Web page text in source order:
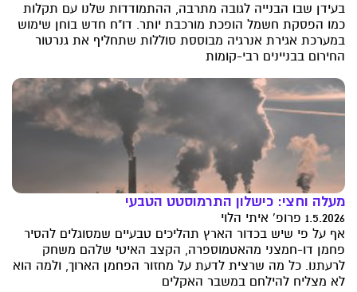
בעידן שבו הבנייה לגובה מתרבה, ההתמודדות שלנו עם תקלות
כמו הפסקת חשמל הופכת מורכבת יותר. דו"ח חדש בוחן שימוש
במערכת אגירת אנרגיה מבוססת סוללות שתחליף את גנרטור
החירום בבניינים רבי-קומות
מעלה וחצי: כישלון התרמוסטט הטבעי
1.5.2026 פרופ' איתי הלוי
אף על פי שיש בכדור הארץ תהליכים טבעיים שמסוגלים להסיר
פחמן דו-חמצני מהאטמוספרה, הקצב האיטי שלהם משחק
לרעתנו. כל מה שרצית לדעת על מחזור הפחמן הארוך, ולמה הוא
לא מצליח להילחם במשבר האקלים